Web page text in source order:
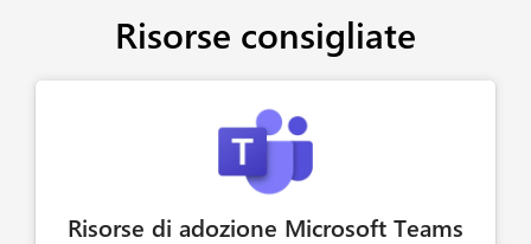
Risorse consigliate
Risorse di adozione Microsoft Teams